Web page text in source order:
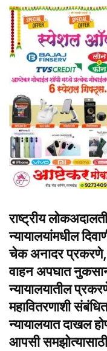
राष्ट्रीय
न्यायालयांमधील
चेक अनादर प्रकरणे,
वाहन अपघात
न्यायालयातील
महावितरणाशी
न्यायालयात दाखल
आपसी